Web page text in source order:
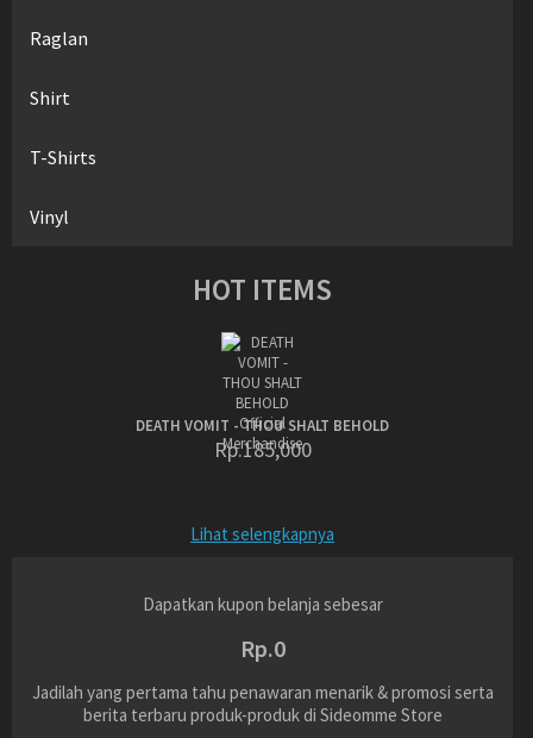
Raglan
Shirt
T-Shirts
Vinyl
HOT ITEMS
DEATH VOMIT - THOU SHALT BEHOLD
Rp.185,000
Lihat selengkapnya
Dapatkan kupon belanja sebesar
Rp.0
Jadilah yang pertama tahu penawaran menarik & promosi serta
berita terbaru produk-produk di Sideomme Store